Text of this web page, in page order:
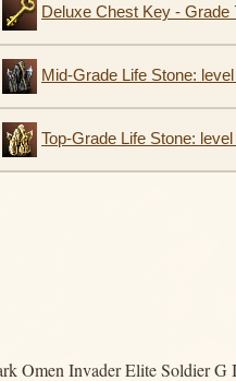
Deluxe Chest Key - Grade
Mid-Grade Life Stone:
Top-Grade Life Stone: level
Omen Invader Elite Soldier G